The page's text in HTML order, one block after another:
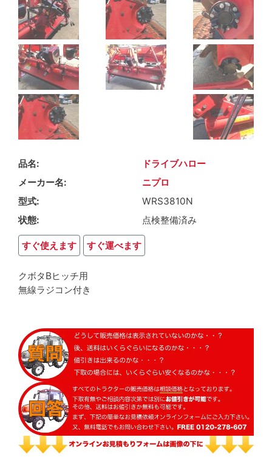
品名
ドライブハロー
メーカー名
ニプロ
型式
WRS3810N
状態
点検整備済み
すぐ使えます すぐ運べます
クボタBヒッチ用
無線ラジコン付き